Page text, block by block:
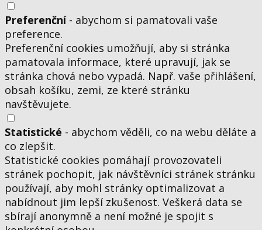
Preferenční- abychom si pamatovali vaše
preference.
Preferenční cookies umožňují, aby si stránka
pamatovala informace, které upravují, jak se
stránka chová nebo vypadá. Např. vaše přihlášení,
obsah košíku, zemi, ze které stránku
navštěvujete.
Statistické - abychom věděli, co na webu děláte a
co zlepšit.
Statistické cookies pomáhají provozovateli
stránek pochopit, jak návštěvníci stránek stránku
používají, aby mohl stránky optimalizovat a
nabídnout jim lepší zkušenost. Veškerá data se
sbírají anonymně a není možné je spojit s